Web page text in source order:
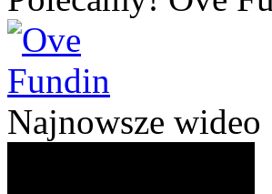
Najnowsze wideo